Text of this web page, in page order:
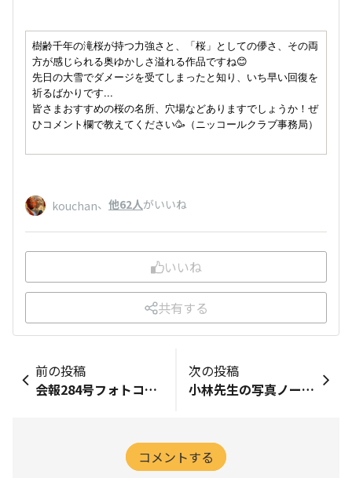
樹齢千年の滝桜が持つ力強さと、「桜」としての儚さ、その両
方が感じられる奥ゆかしさ溢れる作品ですね😊
先日の大雪でダメージを受てしまったと知り、いち早い回復を
祈るばかりです...
皆さまおすすめの桜の名所、穴場などありますでしょうか！ぜ
ひコメント欄で教えてください🥳（ニッコールクラブ事務局）
kouchan、 他62人がいいね
いいね
共有する
前の投稿
会報284号フォトコンテスト
次の投稿
小林先生の写真ノート ＜Vol.26＞
コメントする